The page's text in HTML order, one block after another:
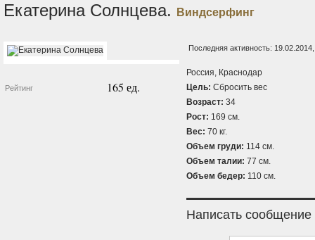
Екатерина Солнцева. Виндсерфинг
Рейтинг 165 ед.
Последняя активность:
Россия, Краснодар
Цель: Сбросить вес
Возраст: 34
Рост: 169 см.
Вес: 70 кг.
Объем груди: 114 см.
Объем талии: 77 см.
Объем бедер: 110 см.
Написать сообщение